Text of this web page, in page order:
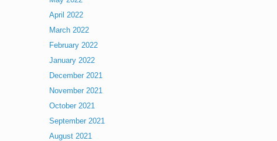
April 2022
March 2022
February 2022
January 2022
December 2021
November 2021
October 2021
September 2021
August 2021